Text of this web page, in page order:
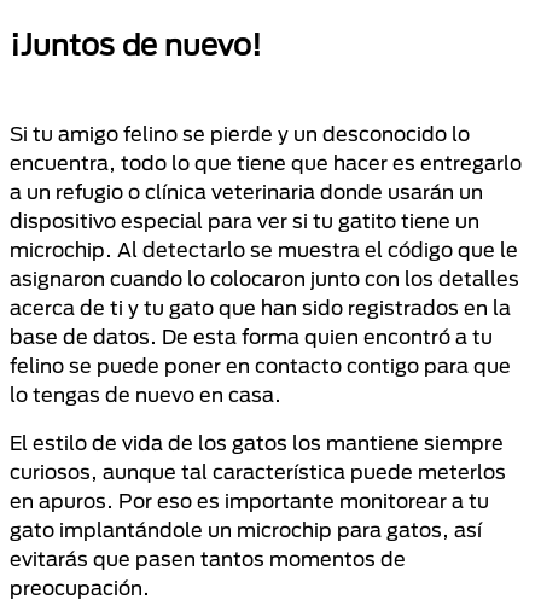
¡Juntos de nuevo!
Si tu amigo felino se pierde y un desconocido lo
encuentra, todo lo que tiene que hacer es entregarlo
a un refugio o clínica veterinaria donde usarán un
dispositivo especial para ver si tu gatito tiene un
microchip. Al detectarlo se muestra el código que le
asignaron cuando lo colocaron junto con los detalles
acerca de ti y tu gato que han sido registrados en la
base de datos. De esta forma quien encontró a tu
felino se puede poner en contacto contigo para que
lo tengas de nuevo en casa.
El estilo de vida de los gatos los mantiene siempre
curiosos, aunque tal característica puede meterlos
en apuros. Por eso es importante monitorear a tu
gato implantándole un microchip para gatos, así
evitarás que pasen tantos momentos de
preocupación.